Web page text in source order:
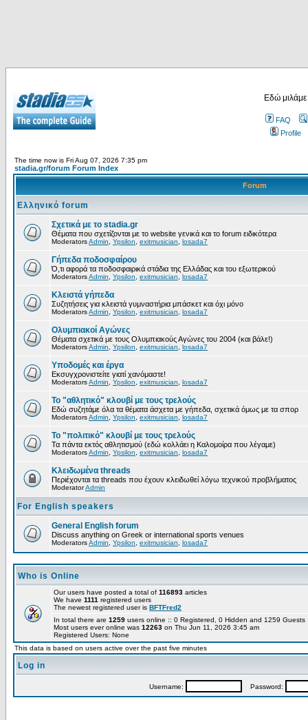
Εδώ
FAQ
Profile
The time now is Fri Aug 07, 2026 7:35 pm
stadia.gr/forum Forum Index
Forum
Ελληνικό forum
Σχετικά με το stadia.gr
Θέματα που σχετίζονται με το website γενικά και το forum ειδικότερα
ModeratorsAdmin Ypsilon exitmusician losada7
Γήπεδα ποδοσφαίρου
Ό,τι αφορά τα ποδοσφαιρικά στάδια της Ελλάδας και του εξωτερικού
ModeratorsAdmin Ypsilon exitmusician losada7
Κλειστά γήπεδα
Συζητήσεις για κλειστά γυμναστήρια μπάσκετ και όχι μόνο
ModeratorsAdmin Ypsilon exitmusician losada7
Ολυμπιακοί Αγώνες
Θέματα σχετικά με τους Ολυμπιακούς Αγώνες του 2004 (και βάλε!)
ModeratorsAdmin Ypsilon exitmusician losada7
Υποδομές και έργα
Εκσυγχρονιστείτε γιατί χανόμαστε!
ModeratorsAdmin Ypsilon exitmusician losada7
Το "αθλητικό" κλουβί με τους τρελούς
Εδώ συζητάμε όλα τα θέματα άσχετα με γήπεδα, σχετικά όμως με τα σπορ
ModeratorsAdmin Ypsilon exitmusician losada7
Το "πολιτικό" κλουβί με τους τρελούς
Τα πάντα εκτός αθλητισμού (εδώ κολλάει η Καλομοίρα που λέγαμε)
ModeratorsAdmin Ypsilon exitmusician losada7
Κλειδωμένα threads
Περιέχονται τα threads που έχουν κλειδωθεί λόγω τεχνικού προβλήματος
ModeratorAdmin
For English speakers
General English forum
Discuss anything on Greek or international sports venues
ModeratorsAdmin Ypsilon exitmusician losada7
Who is Online
Our users have posted a total of 116893 articles
We have 1111 registered users
The newest registered user is BFTFred2
In total there are 1259 users online :: 0 Registered, 0 Hidden and 1259
Most users ever online was 12263 on Thu Jun 11, 2026 3:45 am
Registered Users: None
This data is based on users active over the past five minutes
Log in
Username: Password: